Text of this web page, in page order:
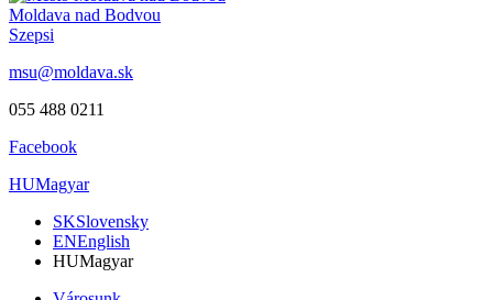
Moldava nad Bodvou
Szepsi
msu@moldava.sk
055 488 0211
Facebook
HUMagyar
SKSlovensky
ENEnglish
HUMagyar